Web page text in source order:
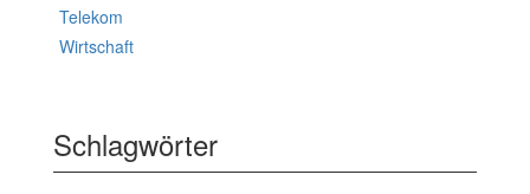
Telekom
Wirtschaft
Schlagwörter